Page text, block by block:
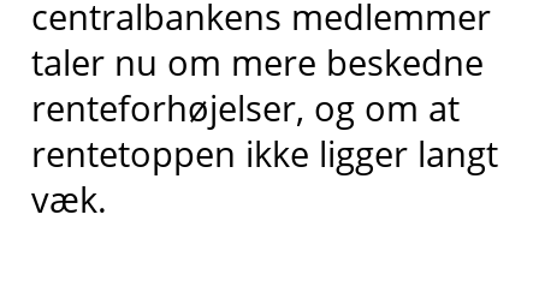
centralbankens medlemmer
taler nu om mere beskedne
renteforhøjelser, og om at
rentetoppen ikke ligger langt
væk.